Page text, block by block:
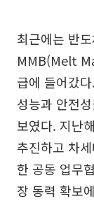
최근에는 반
MMB(Melt
급에 들어갔
성능과 안전
보였다. 지난
추진하고 차
한 공동 업무
장 동력 확보